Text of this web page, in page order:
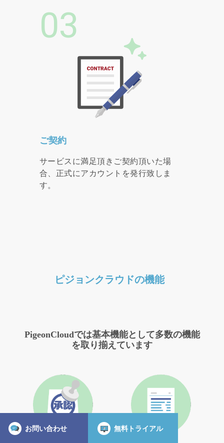
お問い合わせ 無料トライアル
03
ご契約
サービスに満足頂きご契約頂いた場
合、正式にアカウントを発行致しま
す。
ピジョンクラウドの機能
PigeonCloudでは基本機能として多数の機能
を取り揃えています